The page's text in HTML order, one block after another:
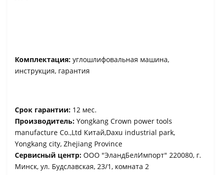
Комплектация: углошлифовальная машина,
инструкция, гарантия
Срок гарантии: 12 мес.
Производитель: Yongkang Crown power tools
manufacture Co.,Ltd Китай,Daxu industrial park,
Yongkang city, Zhejiang Province
Сервисный центр: ООО "ЭландБелИмпорт" 220080, г.
Минск, ул. Будславская, 23/1, комната 2